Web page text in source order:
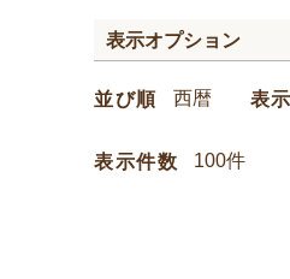
表示オプション
並び順 表
表示件数